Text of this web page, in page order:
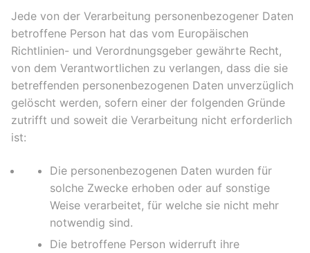
Jede von der Verarbeitung personenbezogener Daten
betroffene Person hat das vom Europäischen
Richtlinien- und Verordnungsgeber gewährte Recht,
von dem Verantwortlichen zu verlangen, dass die sie
betreffenden personenbezogenen Daten unverzüglich
gelöscht werden, sofern einer der folgenden Gründe
zutrifft und soweit die Verarbeitung nicht erforderlich
ist:
Die personenbezogenen Daten wurden für
solche Zwecke erhoben oder auf sonstige
Weise verarbeitet, für welche sie nicht mehr
notwendig sind.
Die betroffene Person widerruft ihre